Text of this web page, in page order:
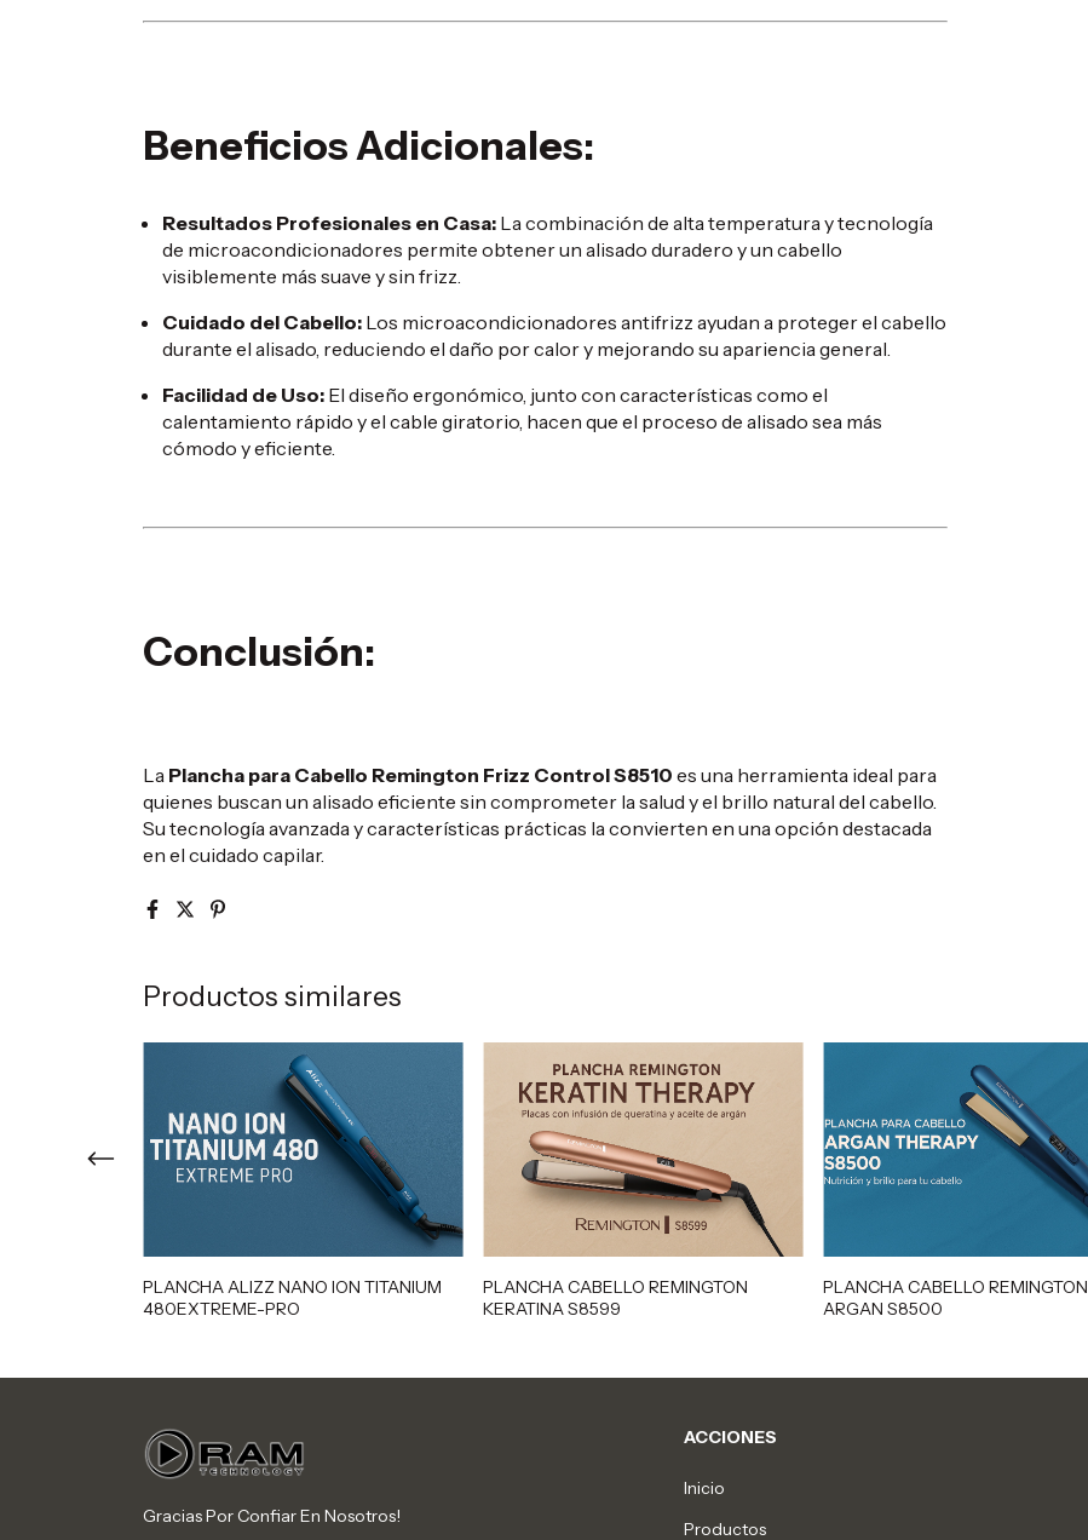
Beneficios Adicionales:
Resultados Profesionales en Casa: La combinación de alta temperatura y tecnología
de microacondicionadores permite obtener un alisado duradero y un cabello
visiblemente más suave y sin frizz.
Cuidado del Cabello: Los microacondicionadores antifrizz ayudan a proteger el cabello
durante el alisado, reduciendo el daño por calor y mejorando su apariencia general.
Facilidad de Uso: El diseño ergonómico, junto con características como el
calentamiento rápido y el cable giratorio, hacen que el proceso de alisado sea más
cómodo y eficiente.
Conclusión:
La Plancha para Cabello Remington Frizz Control S8510 es una herramienta ideal para
quienes buscan un alisado eficiente sin comprometer la salud y el brillo natural del cabello.
Su tecnología avanzada y características prácticas la convierten en una opción destacada
en el cuidado capilar.
Productos similares
PLANCHA ALIZZ NANO ION TITANIUM
480EXTREME-PRO
PLANCHA CABELLO REMINGTON
KERATINA S8599
PLANCHA CABELLO REMINGTON
ARGAN S8500
Gracias Por Confiar En Nosotros!
ACCIONES
Inicio
Productos